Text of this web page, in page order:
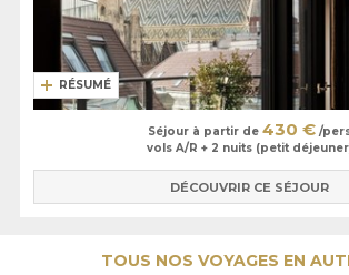
RÉSUMÉ
Séjour à partir de 430 €/
vols A/R + 2 nuits (petit
DÉCOUVRIR CE SÉJOUR
TOUS NOS VOYAGES EN